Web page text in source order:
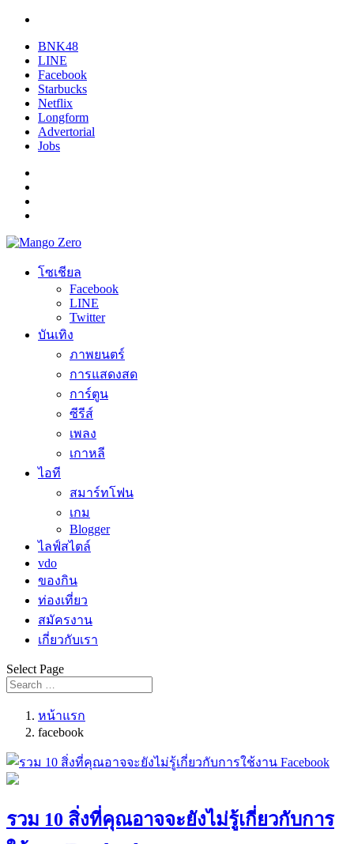
BNK48
LINE
Facebook
Starbucks
Netflix
Longform
Advertorial
Jobs
โซเชียล
Facebook
LINE
Twitter
บันเทิง
ภาพยนตร์
การแสดงสด
การ์ตูน
ซีรีส์
เพลง
เกาหลี
ไอที
สมาร์ทโฟน
เกม
Blogger
ไลฟ์สไตล์
vdo
ของกิน
ท่องเที่ยว
สมัครงาน
เกี่ยวกับเรา
Select Page
หน้าแรก
facebook
รวม 10 สิ่งที่คุณอาจจะยังไม่รู้เกี่ยวกับการ